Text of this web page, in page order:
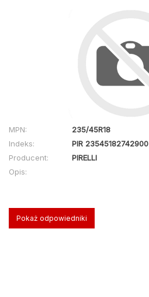
MPN:
235/45R18
Indeks:
PIR 23545182742900
Producent:
PIRELLI
Opis:
Pokaż odpowiedniki